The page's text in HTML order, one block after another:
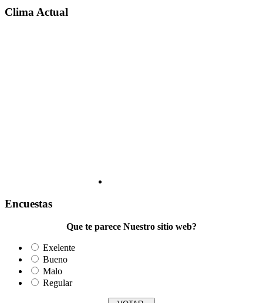
Clima Actual
Encuestas
Que te parece Nuestro sitio web?
Exelente
Bueno
Malo
Regular